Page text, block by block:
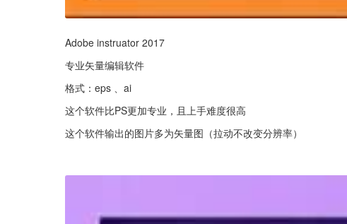
Adobe instruator 2017
专业矢量编辑软件
格式：eps 、ai
这个软件比PS更加专业，且上手难度很高
这个软件输出的图片多为矢量图（拉动不改变分辨率）